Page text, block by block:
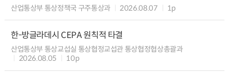
산업통상부 통상정책국 구주통상과 2026.08.07 1p
한-방글라데시 CEPA 원칙적 타결
산업통상부 통상교섭실 통상협정교섭관 통상협정협상총괄과
2026.08.05
10p